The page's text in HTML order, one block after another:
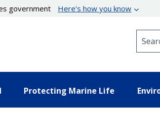
government Here’s how you know
Protecting Marine Life